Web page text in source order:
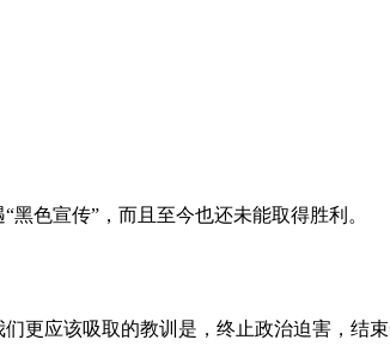
色宣传”，而且至今也还未能取得胜利。
应该吸取的教训是，终止政治迫害，结